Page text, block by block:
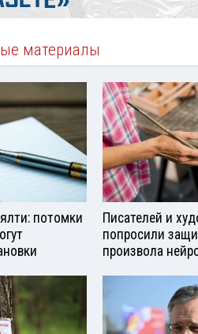
материалы
потомки
Писателей и
попросили
произвола